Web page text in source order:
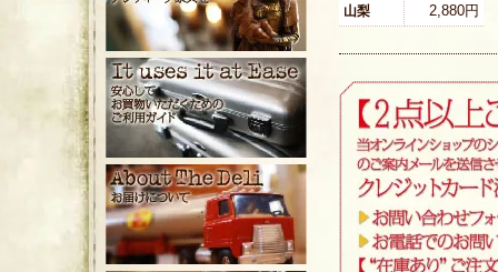
山梨 2,880円